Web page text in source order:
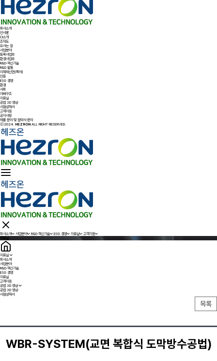
회사소개
인사말
CI소개
조직도
오시는 길
사업분야
토목사업부
환경사업부
R&D·혁신기술
R&D 활동
지적재산권(특허)
인증
ESG 경영
환경
사회
지배구조
자료실
공법 3D 영상
시험성적서
고객지원
공지사항
제품 문의 및 협약사 문의
ⓒ2024. HEZRON ALL RIGHT RESERVED.
회사소개 사업분야 R&D·혁신기술 ESG 경영 자료실
고객지원
자료실
자료실
회사소개
사업분야
R&D·혁신기술
ESG 경영
자료실
고객지원
공법 3D 영상
공법 3D 영상
시험성적서
목록
WBR-SYSTEM(교면 복합식 도막방수공법)